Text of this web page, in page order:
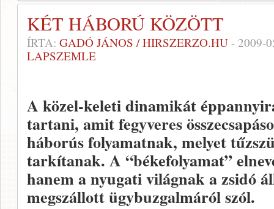
KÉT HÁBORÚ KÖZÖTT
ÍRTA: GADÓ JÁNOS / HIRSZERZO.HU - 2009-
LAPSZEMLE
A közel-keleti dinamikát
tartani, amit fegyveres
háborús folyamatnak, melyet
tarkítanak. A “békefolyamat”
hanem a nyugati világnak a zsidó
megszállott ügybuzgalmáról szól.